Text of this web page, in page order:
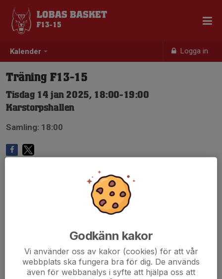
Kalender Logga in
LOBAS BASKET
F13-15
Träning F13-15
Tisdag 14 jan 2025, 18:00-19:00
Karstorpshallen
Samling: 18:00
Godkänn kakor
Vi använder oss av kakor (cookies) för att vår
webbplats ska fungera bra för dig. De används
även för webbanalys i syfte att hjälpa oss att